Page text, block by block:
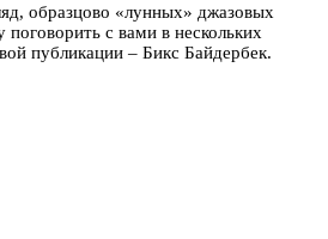
образцово «лунных» джазовых
с вами в нескольких
публикации – Бикс Байдербек.